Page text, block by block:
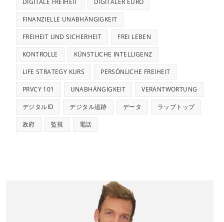
DIGITALE FREIHEIT DIGITALER EURO
FINANZIELLE UNABHÄNGIGKEIT
FREIHEIT UND SICHERHEIT FREI LEBEN
KONTROLLE KÜNSTLICHE INTELLIGENZ
LIFE STRATEGY KURS PERSÖNLICHE FREIHEIT
PRVCY 101 UNABHÄNGIGKEIT VERANTWORTUNG
デジタルID デジタル追跡 データ ラップトップ
政府 監視 電話